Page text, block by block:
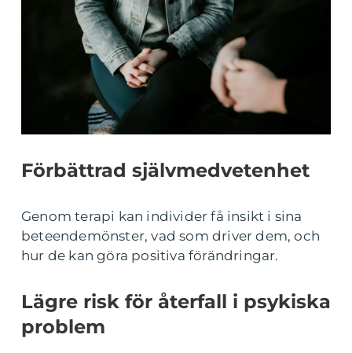
Förbättrad självmedvetenhet
Genom terapi kan individer få insikt i sina
beteendemönster, vad som driver dem, och
hur de kan göra positiva förändringar.
Lägre risk för återfall i psykiska
problem